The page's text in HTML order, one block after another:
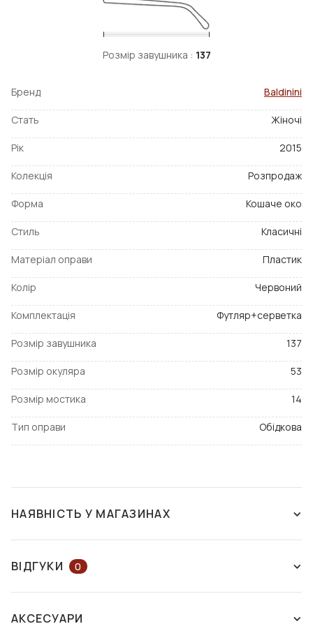
Розмір завушника : 137
Бренд Baldinini
Стать Жіночі
Рік 2015
Колекція Розпродаж
Форма Кошаче око
Стиль Класичні
Матеріал оправи Пластик
Колір Червоний
Комплектація Футляр+серветка
Розмір завушника 137
Розмір окуляра 53
Розмір мостика 14
Тип оправи Обідкова
НАЯВНІСТЬ У МАГАЗИНАХ
ВІДГУКИ 0
АКСЕСУАРИ